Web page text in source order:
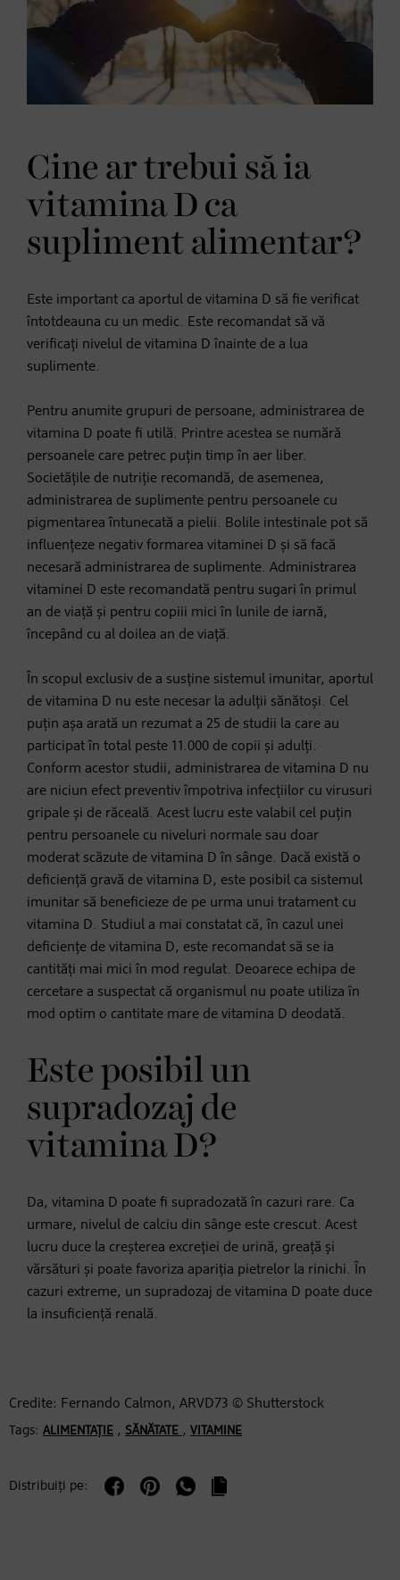
Cine ar trebui să ia
vitamina D ca
supliment alimentar?
Este important ca aportul de vitamina D să fie verificat
întotdeauna cu un medic. Este recomandat să vă
verificați nivelul de vitamina D înainte de a lua
suplimente.
Pentru anumite grupuri de persoane, administrarea de
vitamina D poate fi utilă. Printre acestea se numără
persoanele care petrec puțin timp în aer liber.
Societățile de nutriție recomandă, de asemenea,
administrarea de suplimente pentru persoanele cu
pigmentarea întunecată a pielii. Bolile intestinale pot să
influențeze negativ formarea vitaminei D și să facă
necesară administrarea de suplimente. Administrarea
vitaminei D este recomandată pentru sugari în primul
an de viață și pentru copiii mici în lunile de iarnă,
începând cu al doilea an de viață.
În scopul exclusiv de a susține sistemul imunitar, aportul
de vitamina D nu este necesar la adulții sănătoși. Cel
puțin așa arată un rezumat a 25 de studii la care au
participat în total peste 11.000 de copii și adulți.
Conform acestor studii, administrarea de vitamina D nu
are niciun efect preventiv împotriva infecțiilor cu virusuri
gripale și de răceală. Acest lucru este valabil cel puțin
pentru persoanele cu niveluri normale sau doar
moderat scăzute de vitamina D în sânge. Dacă există o
deficiență gravă de vitamina D, este posibil ca sistemul
imunitar să beneficieze de pe urma unui tratament cu
vitamina D. Studiul a mai constatat că, în cazul unei
deficiențe de vitamina D, este recomandat să se ia
cantități mai mici în mod regulat. Deoarece echipa de
cercetare a suspectat că organismul nu poate utiliza în
mod optim o cantitate mare de vitamina D deodată.
Este posibil un
supradozaj de
vitamina D?
Da, vitamina D poate fi supradozată în cazuri rare. Ca
urmare, nivelul de calciu din sânge este crescut. Acest
lucru duce la creșterea excreției de urină, greață și
vărsături și poate favoriza apariția pietrelor la rinichi. În
cazuri extreme, un supradozaj de vitamina D poate duce
la insuficiență renală.
Credite: Fernando Calmon, ARVD73 © Shutterstock
Tags: ALIMENTAȚIE , SĂNĂTATE , VITAMINE
Distribuiți pe: